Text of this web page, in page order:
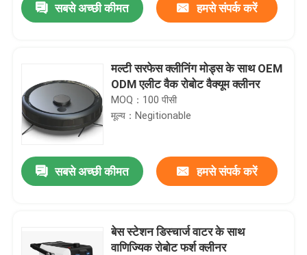
सबसे अच्छी कीमत हमसे संपर्क करें
मल्टी सरफेस क्लीनिंग मोड्स के साथ OEM
ODM एलीट वैक रोबोट वैक्यूम क्लीनर
MOQ：100 पीसी
मूल्य：Negitionable
सबसे अच्छी कीमत हमसे संपर्क करें
बेस स्टेशन डिस्चार्ज वाटर के साथ
वाणिज्यिक रोबोट फर्श क्लीनर